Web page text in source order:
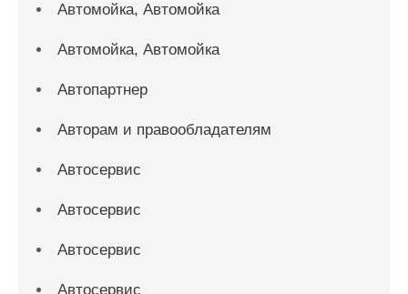
Автомойка, Автомойка
Автомойка, Автомойка
Автопартнер
Авторам и правообладателям
Автосервис
Автосервис
Автосервис
Автосервис